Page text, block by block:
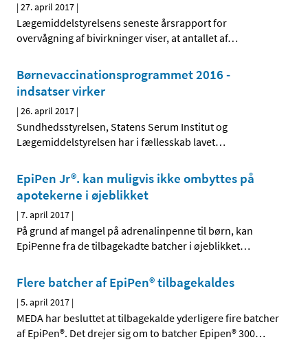
|27. april 2017 |
Lægemiddelstyrelsens seneste årsrapport for
overvågning af bivirkninger viser, at antallet af…
Børnevaccinationsprogram­met 2016 -
indsatser virker
|26. april 2017 |
Sundhedsstyrelsen, Statens Serum Institut og
Lægemiddelstyrelsen har i fællesskab lavet…
EpiPen Jr®. kan muligvis ikke ombyttes på
apotekerne i øjeblikket
|7. april 2017 |
På grund af mangel på adrenalinpenne til børn, kan
EpiPenne fra de tilbagekadte batcher i øjeblikket…
Flere batcher af EpiPen® tilbagekaldes
|5. april 2017 |
MEDA har besluttet at tilbagekalde yderligere fire batcher
af EpiPen®. Det drejer sig om to batcher Epipen® 300…